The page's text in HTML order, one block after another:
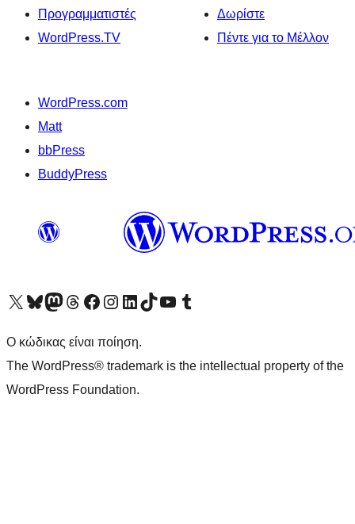
Προγραμματιστές
WordPress.TV
Δωρίστε
Πέντε για το Μέλλον
WordPress.com
Matt
bbPress
BuddyPress
Visit our X (formerly Twitter) account
Visit our Bluesky account
Επισκεφθείτε τον λογαριασμό μας στο Mastodon
Visit our Threads account
Επισκεφτείτε τη σελίδα μας στο Facebook
Επισκεφθείτε τον λογαριασμό μας Instagram
Επισκεφθείτε τον λογαριασμό μας LinkedIn
Visit our TikTok account
Visit our YouTube channel
Visit our Tumblr account
Ο κώδικας είναι ποίηση.
The WordPress® trademark is the intellectual property of the
WordPress Foundation.